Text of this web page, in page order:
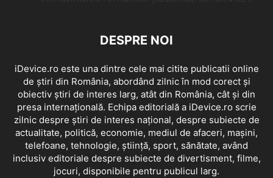
DESPRE NOI
iDevice.ro este una dintre cele mai citite publicatii online
de știri din România, abordând zilnic în mod corect și
obiectiv știri de interes larg, atât din România, cât și din
presa internațională. Echipa editorială a iDevice.ro scrie
zilnic despre știri de interes național, despre subiecte de
actualitate, politică, economie, mediul de afaceri, mașini,
telefoane, tehnologie, știință, sport, sănătate, având
inclusiv editoriale despre subiecte de divertisment, filme,
jocuri, disponibile pentru publicul larg.